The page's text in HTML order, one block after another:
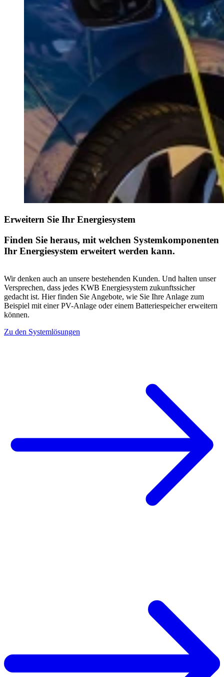
Erweitern Sie Ihr Energiesystem
Finden Sie heraus, mit welchen Systemkomponenten
Ihr Energiesystem erweitert werden kann.
Wir denken auch an unsere bestehenden Kunden. Und halten unser
Versprechen, dass jedes KWB Energiesystem zukunftssicher
gedacht ist. Hier finden Sie Angebote, wie Sie Ihre Anlage zum
Beispiel mit einer PV-Anlage oder einem Batteriespeicher erweitern
können.
Zu den Systemlösungen